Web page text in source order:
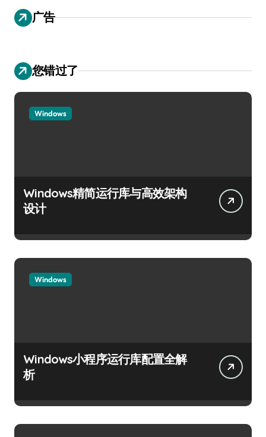
广告
您错过了
Windows
Windows精简运行库与高效架构
设计
Windows
Windows小程序运行库配置全解
析